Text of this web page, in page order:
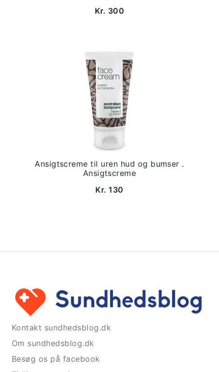
Kr. 300
Ansigtscreme til uren hud og bumser .
Ansigtscreme
Kr. 130
Kontakt sundhedsblog.dk
Om sundhedsblog.dk
Besøg os på facebook